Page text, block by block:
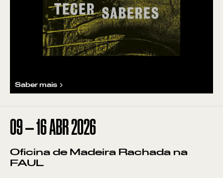
Saber mais
09—16ABR2026
Oficina de Madeira Rachada na
FAUL